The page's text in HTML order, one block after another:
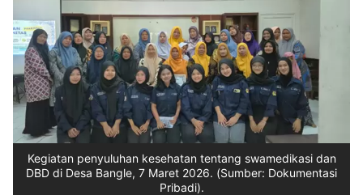
Insight
NTB
Suara
Time
Lens
IDN
Daily
Jogja
Jalan
Rakyat
Idealita
News
Kita
Notice
Dinamikapost.com
Radar
Baru
Seedbacklink
Follow
Kabarbaru
Kegiatan penyuluhan kesehatan tentang swamedikasi dan
DBD di Desa Bangle, 7 Maret 2026. (Sumber: Dokumentasi
Pribadi).